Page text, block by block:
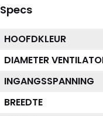
Specs
HOOFDKLEUR
DIAMETER
INGANGSSPANNING
BREEDTE